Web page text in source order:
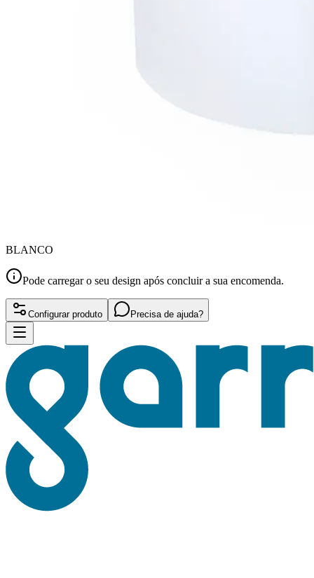
BLANCO
Pode carregar o seu design após concluir a sua encomenda.
Configurar produto Precisa de ajuda?